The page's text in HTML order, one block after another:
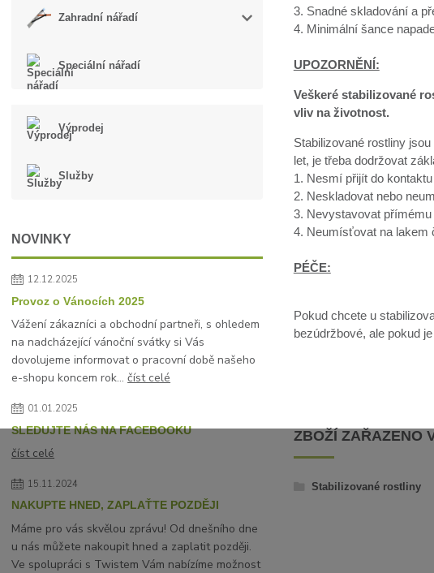
Zahradní nářadí
Speciální nářadí
Výprodej
Služby
NOVINKY
12.12.2025
Provoz o Vánocích 2025
Vážení zákazníci a obchodní partneři, s ohledem
na nadcházející vánoční svátky si Vás
dovolujeme informovat o pracovní době našeho
e-shopu koncem rok...číst celé
01.01.2025
SLEDUJTE NÁS NA FACEBOOKU
číst celé
15.11.2024
NAKUPTE HNED, ZAPLAŤTE POZDĚJI
Máme pro vás skvělou zprávu! Od dnešního dne
u nás můžete nakoupit hned a zaplatit později.
Ve spolupráci s Twistem Vám nabízíme možnost
3. Snadné skladování a
4. Minimální šance
UPOZORNĚNÍ:
Veškeré stabilizované
vliv na životnost.
Stabilizované rostliny
let, je třeba dodržovat
1. Nesmí přijít do
2. Neskladovat nebo
3. Nevystavovat
4. Neumísťovat na lakem
PÉČE:
Pokud chcete u
bezúdržbové, ale pokud
ZBOŽÍ ZAŘAZENO
Stabilizované rostliny